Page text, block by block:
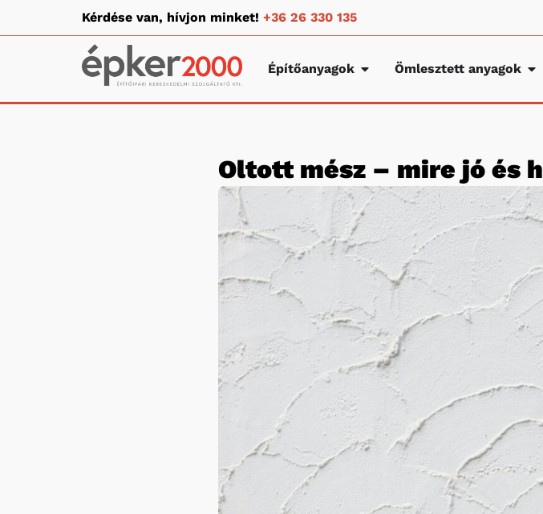
Kérdése van, hívjon minket! +36 26 330 135
Építőanyagok Ömlesztett anyagok
Oltott mész – mire jó és